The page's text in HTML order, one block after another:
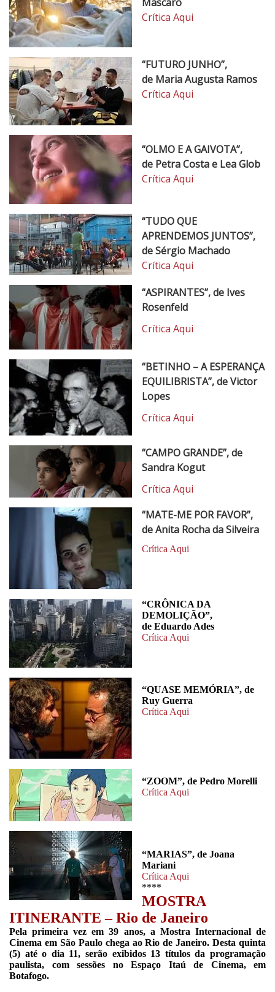
Crítica Aqui
“FUTURO JUNHO”,
de Maria Augusta Ramos
Crítica Aqui
“OLMO E A GAIVOTA”,
de Petra Costa e Lea Glob
Crítica Aqui
“TUDO QUE
APRENDEMOS JUNTOS”,
de Sérgio Machado
Crítica Aqui
“ASPIRANTES”, de Ives
Rosenfeld
Crítica Aqui
“BETINHO – A ESPERANÇA
EQUILIBRISTA”, de Victor
Lopes
Crítica Aqui
“CAMPO GRANDE”, de
Sandra Kogut
Crítica Aqui
“MATE-ME POR FAVOR”,
de Anita Rocha da Silveira
Crítica Aqui
“CRÔNICA DA
DEMOLIÇÃO”,
de Eduardo Ades
Crítica Aqui
“QUASE MEMÓRIA”, de
Ruy Guerra
Crítica Aqui
“ZOOM”, de Pedro Morelli
Crítica Aqui
“MARIAS”, de Joana
Mariani
Crítica Aqui
****
MOSTRA
ITINERANTE – Rio de Janeiro
Pela primeira vez em 39 anos, a Mostra Internacional de
Cinema em São Paulo chega ao Rio de Janeiro. Desta quinta
(5) até o dia 11, serão exibidos 13 títulos da programação
paulista, com sessões no Espaço Itaú de Cinema, em
Botafogo.